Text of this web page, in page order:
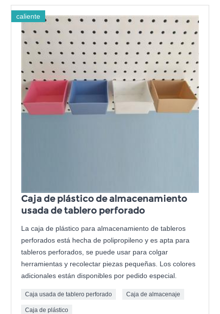
caliente
Caja de plástico de almacenamiento
usada de tablero perforado
La caja de plástico para almacenamiento de tableros
perforados está hecha de polipropileno y es apta para
tableros perforados, se puede usar para colgar
herramientas y recolectar piezas pequeñas. Los colores
adicionales están disponibles por pedido especial.
Caja usada de tablero perforado Caja de almacenaje
Caja de plástico